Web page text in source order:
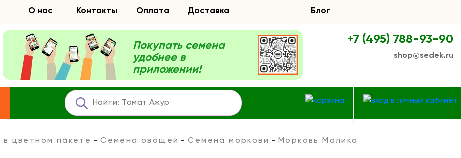
О нас Контакты Оплата Доставка Блог
Покупать семена
удобнее в
приложении!
+7 (495) 788-93-90
shop@sedek.ru
цветном пакете Семена овощей Семена моркови Морковь Малика